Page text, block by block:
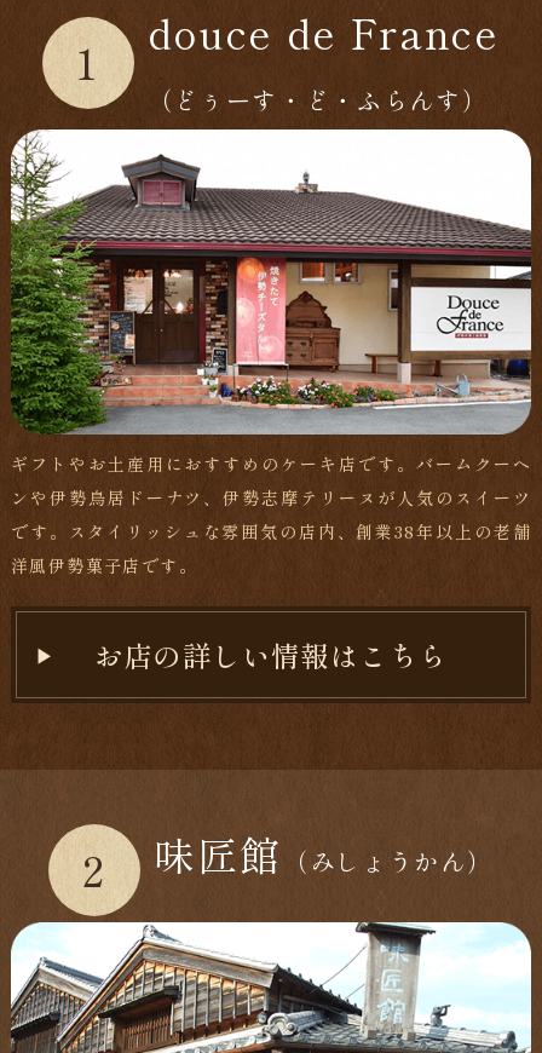
1
douce de France
（どぅーす・ど・ふらんす）
ギフトやお土産用におすすめのケーキ店です。バームクーヘ
ンや伊勢鳥居ドーナツ、伊勢志摩テリーヌが人気のスイーツ
です。スタイリッシュな雰囲気の店内、創業38年以上の老舗
洋風伊勢菓子店です。
お店の詳しい情報はこちら
2 味匠館 （みしょうかん）